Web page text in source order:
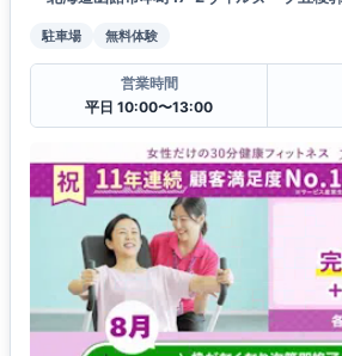
駐車場 無料体験
営業時間
平日 10:00〜13:00